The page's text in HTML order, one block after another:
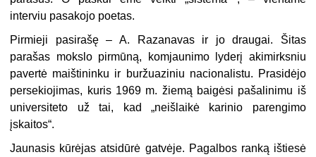
interviu pasakojo poetas.
Pirmieji pasirašę – A. Razanavas ir jo draugai. Šitas
parašas mokslo pirmūną, komjaunimo lyderį akimirksniu
pavertė maištininku ir buržuaziniu nacionalistu. Prasidėjo
persekiojimas, kuris 1969 m. žiemą baigėsi pašalinimu iš
universiteto už tai, kad „neišlaikė karinio parengimo
įskaitos“.
Jaunasis kūrėjas atsidūrė gatvėje. Pagalbos ranką ištiesė